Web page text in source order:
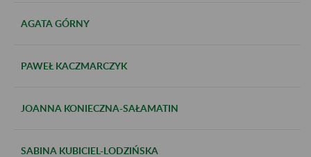
AGATA GÓRNY
PAWEŁ KACZMARCZYK
JOANNA KONIECZNA-SAŁAMATIN
SABINA KUBICIEL-LODZIŃSKA